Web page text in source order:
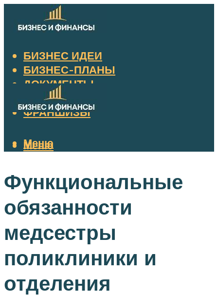
БИЗНЕС ИДЕИ
БИЗНЕС-ПЛАНЫ
ДОКУМЕНТЫ
НАЛОГИ
ФРАНШИЗЫ
Меню
Меню
Функциональные
обязанности
медсестры
поликлиники и
отделения